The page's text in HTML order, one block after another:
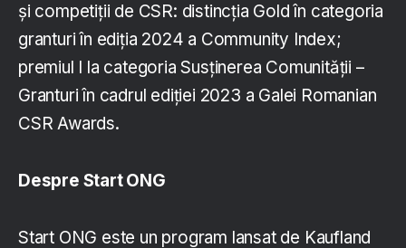
și competiții de CSR: distincția Gold în categoria
granturi în ediția 2024 a Community Index;
premiul I la categoria Susținerea Comunității –
Granturi în cadrul ediției 2023 a Galei Romanian
CSR Awards.
Despre Start ONG
Start ONG este un program lansat de Kaufland